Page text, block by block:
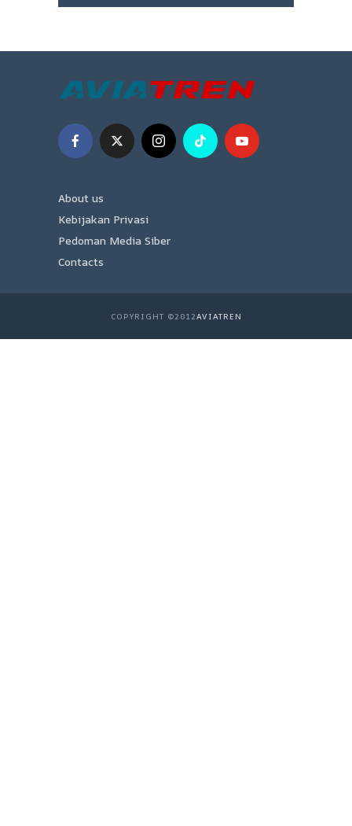
About us
Kebijakan Privasi
Pedoman Media Siber
Contacts
COPYRIGHT ©2012AVIATREN